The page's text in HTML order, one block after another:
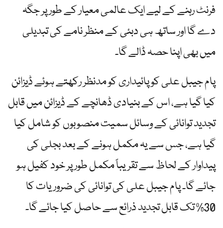
فرنٹ رہنے کے لیے ایک عالمی معیار کے طور پر جگہ
دے گا اور ساتھ ہی دبئی کے منظر نامے کی تبدیلی
میں بھی اپنا حصہ ڈالے گا۔
پام جیبل علی کو پائیداری کو مدنظر رکھتے ہوئے ڈیزائن
کیا گیا ہے، اس کے بنیادی ڈھانچے کے ڈیزائن میں قابل
تجدید توانائی کے وسائل سمیت منصوبوں کو شامل کیا
گیا ہے، جس سے یہ مکمل ہونے کے بعد بجلی کی
پیداوار کے لحاظ سے تقریباً مکمل طور پر خود کفیل ہو
جائے گا۔ پام جیبل علی کی توانائی کی ضروریات کا
30% تک قابل تجدید ذرائع سے حاصل کیا جائے گا۔